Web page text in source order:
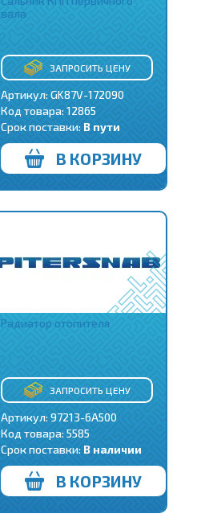
вала
ЗАПРОСИТЬ ЦЕНУ
Артикул: GK87V-172090
Код товара: 12865
Срок поставки: В пути
В КОРЗИНУ
Радиатор отопителя
ЗАПРОСИТЬ ЦЕНУ
Артикул: 97213-6A500
Код товара: 5585
Срок поставки: В наличии
В КОРЗИНУ